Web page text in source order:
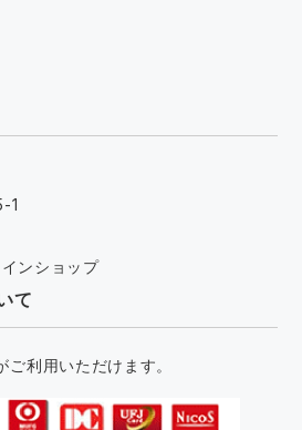
1
ンショップ
て
利用いただけます。